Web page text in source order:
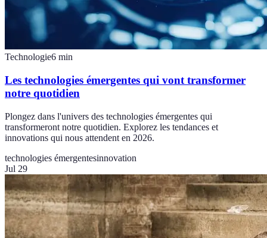
Technologie6 min
Les technologies émergentes qui vont transformer
notre quotidien
Plongez dans l'univers des technologies émergentes qui
transformeront notre quotidien. Explorez les tendances et
innovations qui nous attendent en 2026.
technologies émergentesinnovation
Jul 29